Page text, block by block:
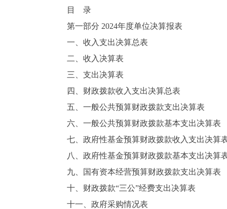
目 录
第一部分 2024年度单位决算报表
一、收入支出决算总表
二、收入决算表
三、支出决算表
四、财政拨款收入支出决算总表
五、一般公共预算财政拨款支出决算表
六、一般公共预算财政拨款基本支出决算表
七、政府性基金预算财政拨款收入支出决算
八、政府性基金预算财政拨款基本支出决算
九、国有资本经营预算财政拨款支出决算表
十、财政拨款“三公”经费支出决算表
十一、政府采购情况表